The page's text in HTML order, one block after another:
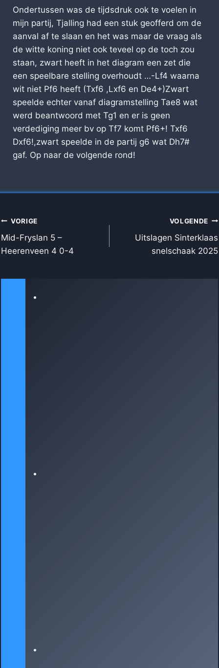
Ondertussen was de tijdsdruk ook te voelen in
mijn partij, Tjalling had een stuk geofferd om de
aanval af te slaan en het was maar de vraag als
de witte koning niet ook teveel op de toch zou
staan, zwart heeft in het diagram een zet die
een speelbare stelling overhoudt …-Lf4 waarna
wit niet Pf6 heeft (Txf6 ,Lxf6 en De4+)Zwart
speelde echter vanaf diagramstelling Tae8 wat
werd beantwoord met Tg1 en er is geen
verdediging meer bv op Tf7 komt Pf6+! Txf6
Dxf6!,zwart speelde in de partij g6 wat Dh7#
gaf. Op naar de volgende rond!
BERICHT
NAVIGATIE
VORIGE
Mid-Fryslan 5 –
Heerenveen 4 0-4
VOLGENDE
Uitslagen Sinterklaas
snelschaak 2025